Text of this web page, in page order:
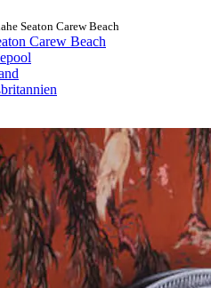
Seaton Carew Beach
Carew Beach